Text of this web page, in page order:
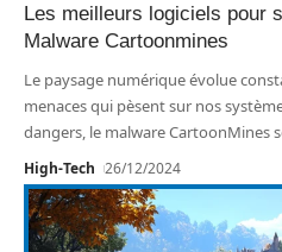
Les meilleurs logiciels pour
Malware Cartoonmines
Le paysage numérique évolue
menaces qui pèsent sur nos
dangers, le malware CartoonMines
High-Tech 26/12/2024